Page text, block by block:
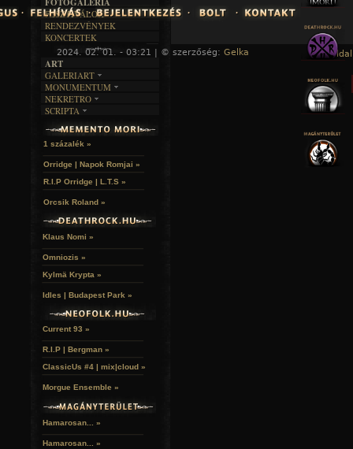
2024. 02. 01. - 03:21 | © szerzőség: Gelka « Főoldal
FOTÓGALÉRIA
FESZTIVÁLOK
RENDEZVÉNYEK
KONCERTEK
ART
GALERIART
ARTGALERI
KÉPREGÉNYEK
LAKÁSKULTS
MONUMENTUM
TEMETŐK
TEMPLOMOK
VÁRAK
HELYEK
NEKRETRO
SZUBKULT
FEKETE LYUK
RELIKVIÁK
SCRIPTA
NOVELLÁK
VERSEK
1 százalék »
Orridge | Napok Romjai »
R.I.P Orridge | L.T.S »
Orcsik Roland »
Klaus Nomi »
Omniozis »
Kylmä Krypta »
Idles | Budapest Park »
Current 93 »
R.I.P | Bergman »
ClassicUs #4 | mix|cloud »
Morgue Ensemble »
Hamarosan... »
Hamarosan... »